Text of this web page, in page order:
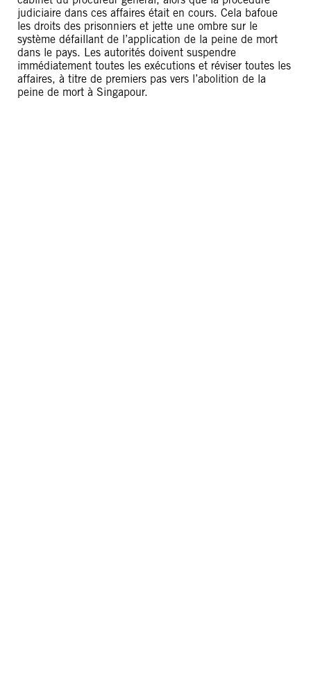
judiciaire dans ces affaires était en cours. Cela bafoue
les droits des prisonniers et jette une ombre sur le
système défaillant de l’application de la peine de mort
dans le pays. Les autorités doivent suspendre
immédiatement toutes les exécutions et réviser toutes les
affaires, à titre de premiers pas vers l’abolition de la
peine de mort à Singapour.